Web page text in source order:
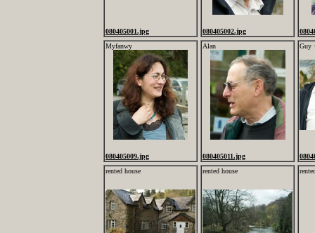
080405001.jpg 080405002.jpg
Myfanwy
080405009.jpg
Alan
080405011.jpg
Guy
rented house
rented house